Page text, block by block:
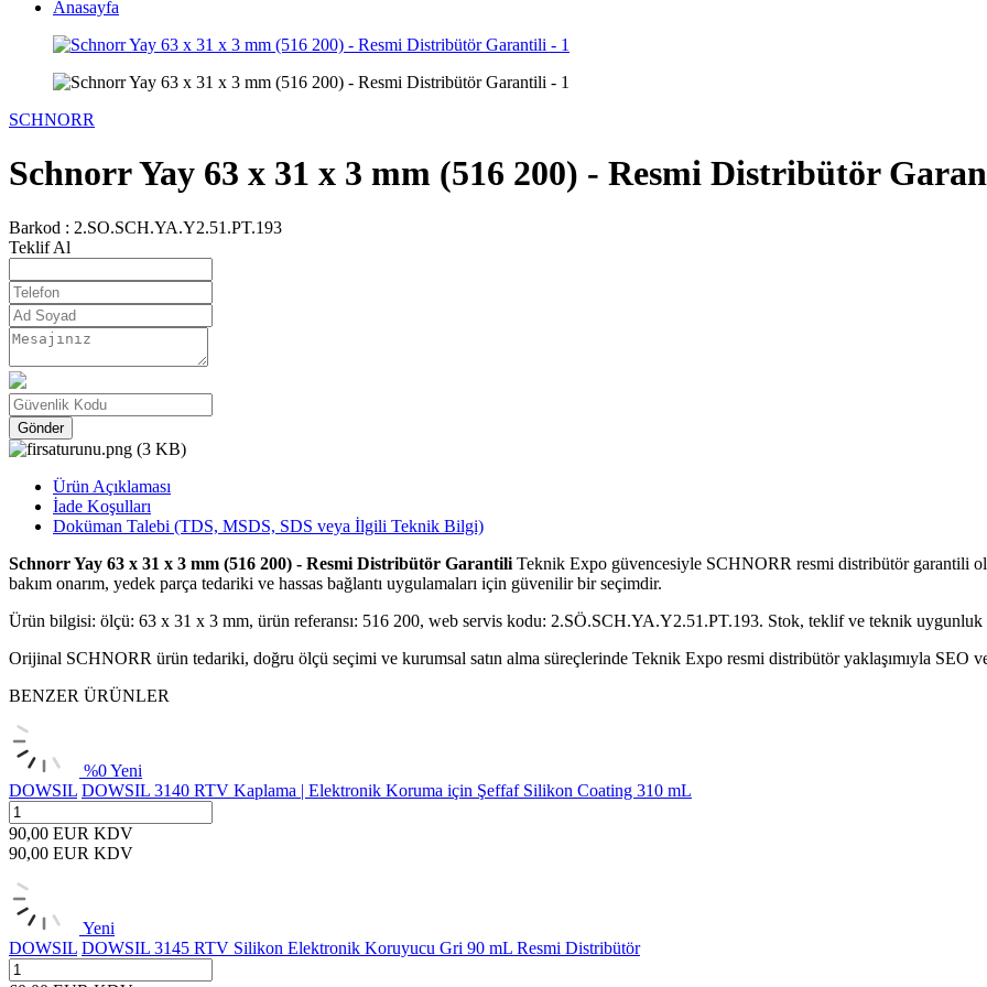
Anasayfa
SCHNORR
Schnorr Yay 63 x 31 x 3 mm (516 200) - Resmi Distribütör
Barkod : 2.SO.SCH.YA.Y2.51.PT.193
Teklif Al
Gönder
Ürün Açıklaması
İade Koşulları
Doküman Talebi (TDS, MSDS, SDS veya İlgili Teknik Bilgi)
Schnorr Yay 63 x 31 x 3 mm (516 200) - Resmi Distribütör Garantili Teknik Expo güvencesiyle SCHNORR resmi distribütör garantili
bakım onarım, yedek parça tedariki ve hassas bağlantı uygulamaları için güvenilir bir seçimdir.
Ürün bilgisi: ölçü: 63 x 31 x 3 mm, ürün referansı: 516 200, web servis kodu: 2.SÖ.SCH.YA.Y2.51.PT.193. Stok, teklif ve teknik uygunluk
Orijinal SCHNORR ürün tedariki, doğru ölçü seçimi ve kurumsal satın alma süreçlerinde Teknik Expo resmi distribütör yaklaşımıyla SEO
BENZER ÜRÜNLER
%0Yeni
DOWSIL DOWSIL 3140 RTV Kaplama | Elektronik Koruma için Şeffaf Silikon Coating 310 mL
90,00 EUR KDV
90,00 EUR KDV
Yeni
DOWSIL DOWSIL 3145 RTV Silikon Elektronik Koruyucu Gri 90 mL Resmi Distribütör